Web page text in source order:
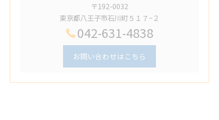
〒192-0032
東京都八王子市石川町５１７−２
042-631-4838
お問い合わせはこちら